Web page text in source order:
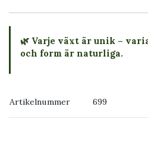
🌿 Varje växt är unik –
och form är naturliga.
Artikelnummer 699